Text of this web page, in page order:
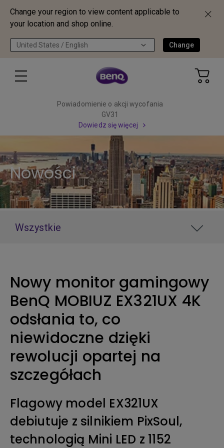
Change your region to view content applicable to
your location and shop online.
United States / English Change
Powiadomienie o akcji wycofania
GV31
Dowiedz się więcej
Nowości
Wszystkie
Nowy monitor gamingowy
BenQ MOBIUZ EX321UX 4K
odsłania to, co
niewidoczne dzięki
rewolucji opartej na
szczegółach
Flagowy model EX321UX
debiutuje z silnikiem PixSoul,
technologią Mini LED z 1152